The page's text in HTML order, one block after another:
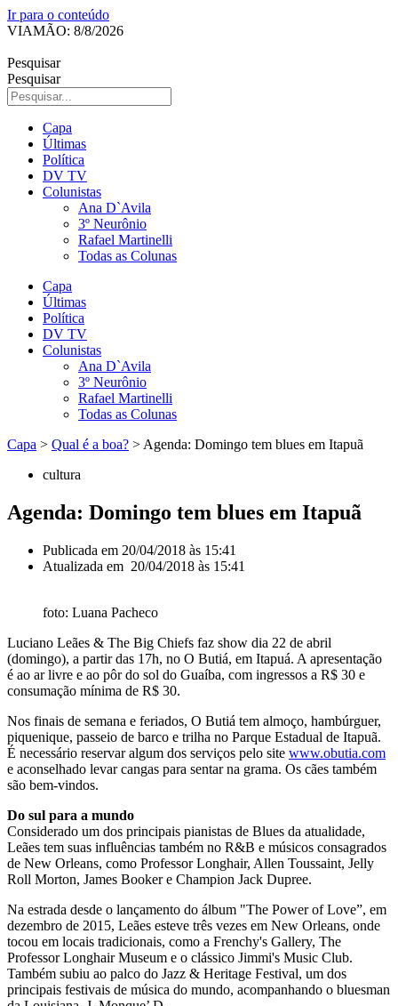
Ir para o conteúdo
VIAMÃO: 8/8/2026
Pesquisar
Pesquisar
Capa
Últimas
Política
DV TV
Colunistas
Ana D`Avila
3º Neurônio
Rafael Martinelli
Todas as Colunas
Capa
Últimas
Política
DV TV
Colunistas
Ana D`Avila
3º Neurônio
Rafael Martinelli
Todas as Colunas
Capa > Qual é a boa? > Agenda: Domingo tem blues em Itapuã
cultura
Agenda: Domingo tem blues em Itapuã
Publicada em 20/04/2018 às 15:41
Atualizada em 20/04/2018 às 15:41
foto: Luana Pacheco
Luciano Leães & The Big Chiefs faz show dia 22 de abril
(domingo), a partir das 17h, no O Butiá, em Itapuá. A apresentação
é ao ar livre e ao pôr do sol do Guaíba, com ingressos a R$ 30 e
consumação mínima de R$ 30.
Nos finais de semana e feriados, O Butiá tem almoço, hambúrguer,
piquenique, passeio de barco e trilha no Parque Estadual de Itapuã.
É necessário reservar algum dos serviços pelo site www.obutia.com
e aconselhado levar cangas para sentar na grama. Os cães também
são bem-vindos.
Do sul para a mundo
Considerado um dos principais pianistas de Blues da atualidade,
Leães tem suas influências também no R&B e músicos consagrados
de New Orleans, como Professor Longhair, Allen Toussaint, Jelly
Roll Morton, James Booker e Champion Jack Dupree.
Na estrada desde o lançamento do álbum "The Power of Love”, em
dezembro de 2015, Leães esteve três vezes em New Orleans, onde
tocou em locais tradicionais, como a Frenchy's Gallery, The
Professor Longhair Museum e o clássico Jimmi's Music Club.
Também subiu ao palco do Jazz & Heritage Festival, um dos
principais festivais de música do mundo, acompanhando o bluesman